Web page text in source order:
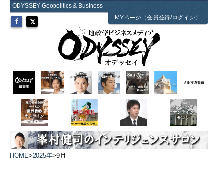
ODYSSEY Geopolitics & Business
MYページ（会員登録/ログイン）
HOME>2025年>9月